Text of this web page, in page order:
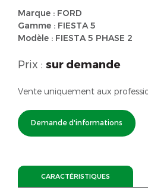
Marque : FORD
Gamme : FIESTA 5
Modèle : FIESTA 5 PHASE 2
Prix : sur demande
Vente uniquement aux
Demande d'informations
CARACTÉRISTIQUES